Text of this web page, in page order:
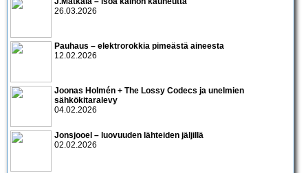
26.03.2026
Pauhaus – elektrorokkia pimeästä aineesta
12.02.2026
Joonas Holmén + The Lossy Codecs ja unelmien
sähkökitaralevy
04.02.2026
Jonsjooel – luovuuden lähteiden jäljillä
02.02.2026